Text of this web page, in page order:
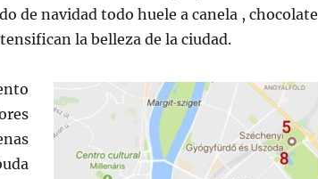
de navidad todo huele a canela , chocolate
la belleza de la ciudad.